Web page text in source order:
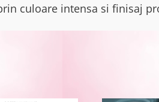
culoare intensa si finisaj